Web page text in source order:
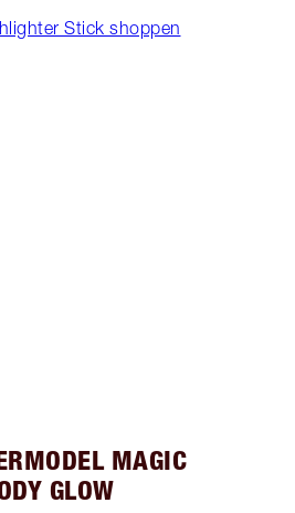
Stick shoppen
MAGIC
GLOW